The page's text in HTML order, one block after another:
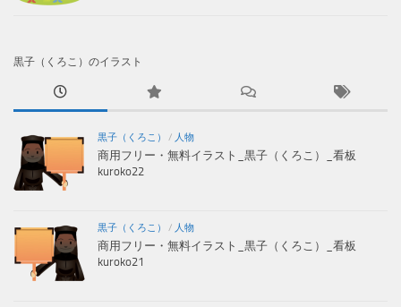
黒子（くろこ）のイラスト
黒子（くろこ） / 人物
商用フリー・無料イラスト_黒子（くろこ）_看板
kuroko22
黒子（くろこ） / 人物
商用フリー・無料イラスト_黒子（くろこ）_看板
kuroko21